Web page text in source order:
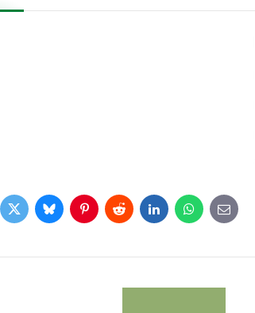
TwitterBlueskyPinterestRedditLinkedInWhatsApp
E-
mail